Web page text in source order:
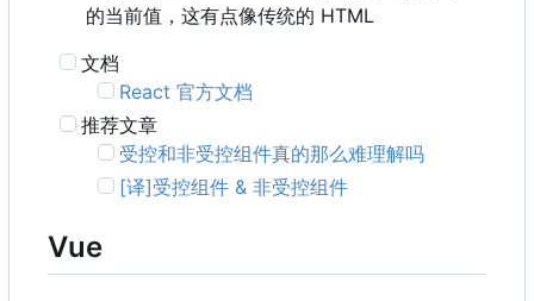
的当前值 ， 这有点像传统的 HTML
文档
React 官方文档
推荐文章
受控和非受控组件真的那么难理解吗
[译]受控组件 & 非受控组件
Vue